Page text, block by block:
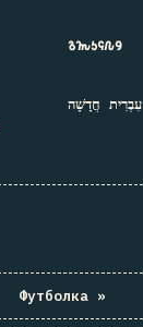
𐒈𐒝𐒑𐒛𐒐𐒘
עִבְרִית חֲדָשָׁה
Футболка »